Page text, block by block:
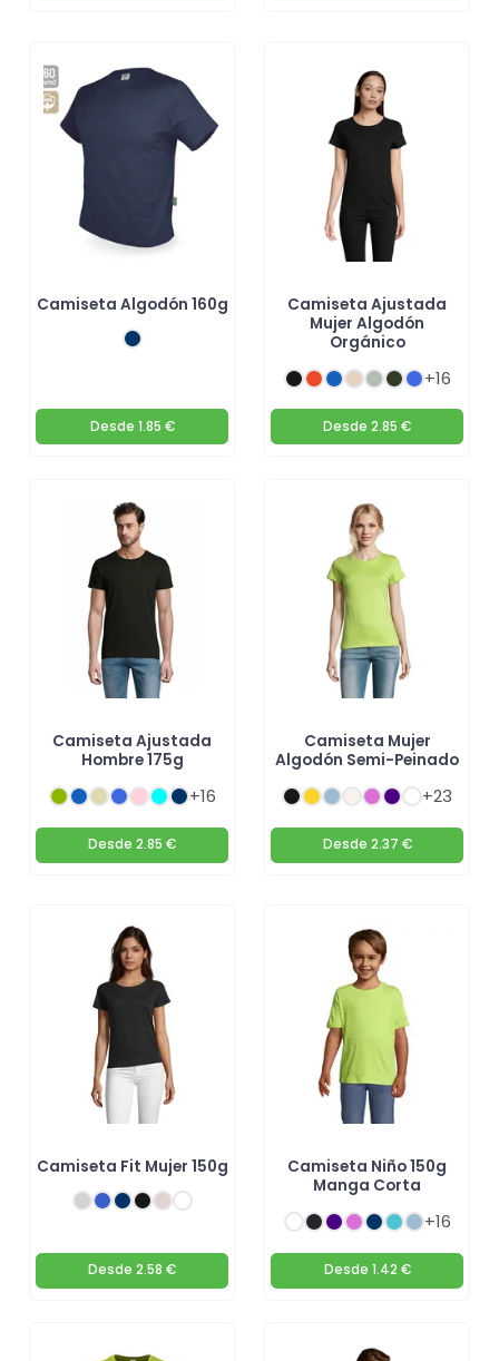
Camiseta Algodón 160g
Desde 1.85 €
Camiseta Ajustada
Mujer Algodón
Orgánico
+16
Desde 2.85 €
Camiseta Ajustada
Hombre 175g
+16
Desde 2.85 €
Camiseta Mujer
Algodón Semi-Peinado
+23
Desde 2.37 €
Camiseta Fit Mujer 150g
Desde 2.58 €
Camiseta Niño 150g
Manga Corta
+16
Desde 1.42 €